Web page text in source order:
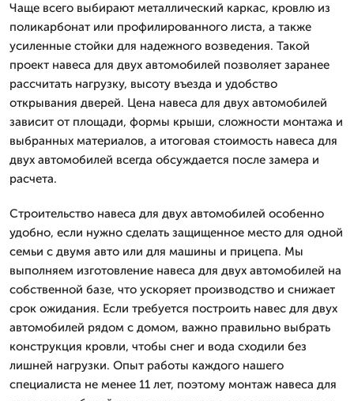
Чаще всего выбирают металлический каркас, кровлю из
поликарбонат или профилированного листа, а также
усиленные стойки для надежного возведения. Такой
проект навеса для двух автомобилей позволяет заранее
рассчитать нагрузку, высоту въезда и удобство
открывания дверей. Цена навеса для двух автомобилей
зависит от площади, формы крыши, сложности монтажа и
выбранных материалов, а итоговая стоимость навеса для
двух автомобилей всегда обсуждается после замера и
расчета.
Строительство навеса для двух автомобилей особенно
удобно, если нужно сделать защищенное место для одной
семьи с двумя авто или для машины и прицепа. Мы
выполняем изготовление навеса для двух автомобилей на
собственной базе, что ускоряет производство и снижает
срок ожидания. Если требуется построить навес для двух
автомобилей рядом с домом, важно правильно выбрать
конструкция кровли, чтобы снег и вода сходили без
лишней нагрузки. Опыт работы каждого нашего
специалиста не менее 11 лет, поэтому монтаж навеса для